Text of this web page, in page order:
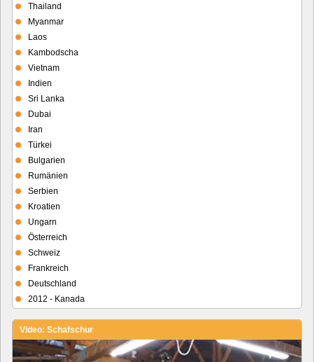
Thailand
Myanmar
Laos
Kambodscha
Vietnam
Indien
Sri Lanka
Dubai
Iran
Türkei
Bulgarien
Rumänien
Serbien
Kroatien
Ungarn
Österreich
Schweiz
Frankreich
Deutschland
2012 - Kanada
Video: Schafschur